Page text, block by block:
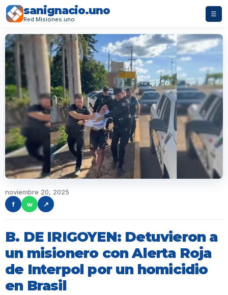
sanignacio.uno
Red Misiones.uno
☰
noviembre 20, 2025
f
w ↗
B. DE IRIGOYEN: Detuvieron a
un misionero con Alerta Roja
de Interpol por un homicidio
en Brasil